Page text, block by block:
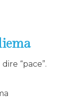
“pace”.